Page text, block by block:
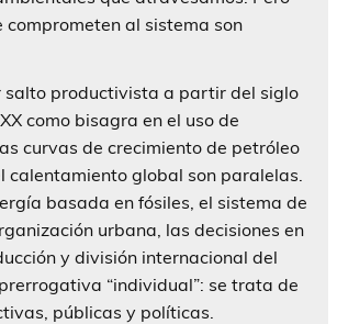
comprometen al sistema son
salto productivista a partir del siglo
como bisagra en el uso de
curvas de crecimiento de petróleo
calentamiento global son paralelas.
basada en fósiles, el sistema de
urbana, las decisiones en
y división internacional del
“individual”: se trata de
públicas y políticas.